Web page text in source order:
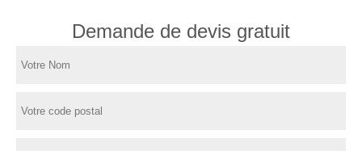
Demande de devis gratuit